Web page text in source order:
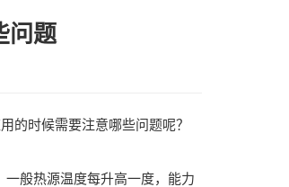
问题
的时候需要注意哪些问题呢？
般热源温度每升高一度，能力